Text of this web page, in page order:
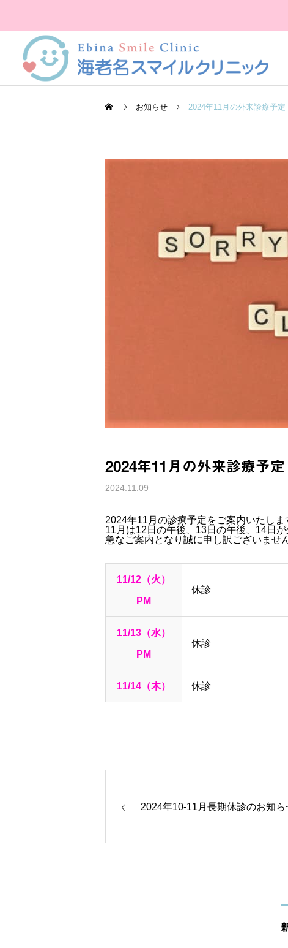
X線検査
お知らせ 2024年11月の外来診療予定
2024年11月の外来診療予定
2024.11.09
2024年11月の診療予定をご案内いたしま
11月は12日の午後、13日の午後、14日が
急なご案内となり誠に申し訳ございませ
11/12（火）
PM
休診
11/13（水）
PM
休診
11/14（木） 休診
2024年10-11月長期休診のお知ら